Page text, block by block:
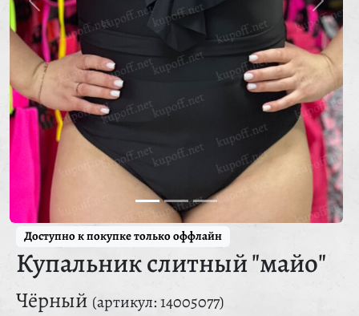
Доступно к покупке только оффлайн
Купальник слитный "майо"
Чёрный (артикул: 14005077)